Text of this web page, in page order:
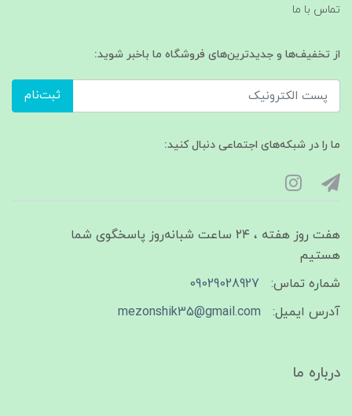
تماس با ما
از تخفیف‌ها و جدیدترین‌های فروشگاه ما باخبر شوید:
ثبت‌نام
ما را در شبکه‌های اجتماعی دنبال کنید:
هفت روز هفته ، ۲۴ ساعت شبانه‌روز پاسخگوی شما
هستیم
شماره تماس:
09029028927
آدرس ایمیل:
mezonshik35@gmail.com
درباره ما